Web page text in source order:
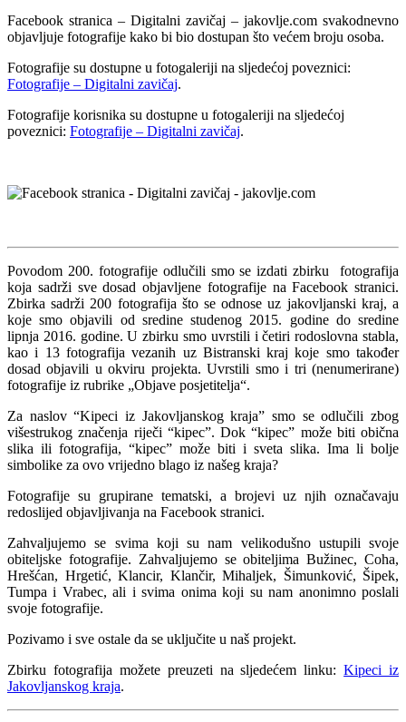
Facebook stranica – Digitalni zavičaj – jakovlje.com svakodnevno
objavljuje fotografije kako bi bio dostupan što većem broju osoba.
Fotografije su dostupne u fotogaleriji na sljedećoj poveznici:
Fotografije – Digitalni zavičaj.
Fotografije korisnika su dostupne u fotogaleriji na sljedećoj
poveznici: Fotografije – Digitalni zavičaj.
Povodom 200. fotografije odlučili smo se izdati zbirku fotografija
koja sadrži sve dosad objavljene fotografije na Facebook stranici.
Zbirka sadrži 200 fotografija što se odnose uz jakovljanski kraj, a
koje smo objavili od sredine studenog 2015. godine do sredine
lipnja 2016. godine. U zbirku smo uvrstili i četiri rodoslovna stabla,
kao i 13 fotografija vezanih uz Bistranski kraj koje smo također
dosad objavili u okviru projekta. Uvrstili smo i tri (nenumerirane)
fotografije iz rubrike „Objave posjetitelja“.
Za naslov “Kipeci iz Jakovljanskog kraja” smo se odlučili zbog
višestrukog značenja riječi “kipec”. Dok “kipec” može biti obična
slika ili fotografija, “kipec” može biti i sveta slika. Ima li bolje
simbolike za ovo vrijedno blago iz našeg kraja?
Fotografije su grupirane tematski, a brojevi uz njih označavaju
redoslijed objavljivanja na Facebook stranici.
Zahvaljujemo se svima koji su nam velikodušno ustupili svoje
obiteljske fotografije. Zahvaljujemo se obiteljima Bužinec, Coha,
Hrešćan, Hrgetić, Klancir, Klančir, Mihaljek, Šimunković, Šipek,
Tumpa i Vrabec, ali i svima onima koji su nam anonimno poslali
svoje fotografije.
Pozivamo i sve ostale da se uključite u naš projekt.
Zbirku fotografija možete preuzeti na sljedećem linku:Kipeci iz
Jakovljanskog kraja.